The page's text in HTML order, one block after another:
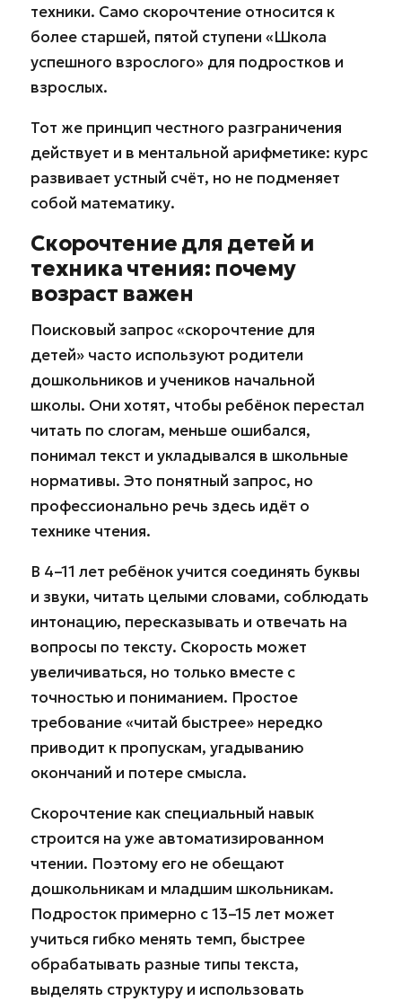
техники. Само скорочтение относится к
более старшей, пятой ступени «Школа
успешного взрослого» для подростков и
взрослых.
Тот же принцип честного разграничения
действует и в ментальной арифметике: курс
развивает устный счёт, но не подменяет
собой математику.
Скорочтение для детей и
техника чтения: почему
возраст важен
Поисковый запрос «скорочтение для
детей» часто используют родители
дошкольников и учеников начальной
школы. Они хотят, чтобы ребёнок перестал
читать по слогам, меньше ошибался,
понимал текст и укладывался в школьные
нормативы. Это понятный запрос, но
профессионально речь здесь идёт о
технике чтения.
В 4–11 лет ребёнок учится соединять буквы
и звуки, читать целыми словами, соблюдать
интонацию, пересказывать и отвечать на
вопросы по тексту. Скорость может
увеличиваться, но только вместе с
точностью и пониманием. Простое
требование «читай быстрее» нередко
приводит к пропускам, угадыванию
окончаний и потере смысла.
Скорочтение как специальный навык
строится на уже автоматизированном
чтении. Поэтому его не обещают
дошкольникам и младшим школьникам.
Подросток примерно с 13–15 лет может
учиться гибко менять темп, быстрее
обрабатывать разные типы текста,
выделять структуру и использовать